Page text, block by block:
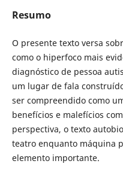
Resumo
O presente texto versa
como o hiperfoco mais
diagnóstico de pessoa
um lugar de fala
ser compreendido como
benefícios e malefícios
perspectiva, o texto
teatro enquanto máquina
elemento importante.